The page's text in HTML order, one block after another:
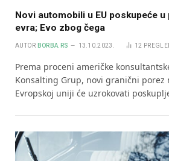
Novi automobili u EU poskupeće
evra; Evo zbog čega
AUTOR BORBA.RS 13.10.2023. 12
Prema proceni američke
Konsalting Grup, novi granični porez
Evropskoj uniji će uzrokovati